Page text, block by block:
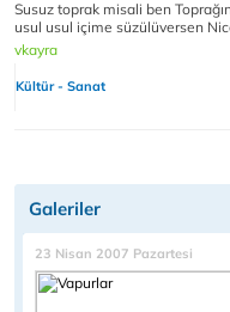
Susuz toprak misali ben
usul usul içime süzülüversen
vkayra
Kültür - Sanat
Galeriler
23 Nisan 2007 Pazartesi